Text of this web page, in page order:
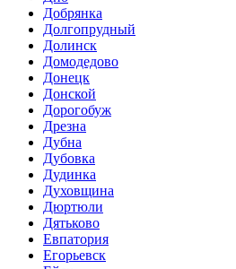
Добрянка
Долгопрудный
Долинск
Домодедово
Донецк
Донской
Дорогобуж
Дрезна
Дубна
Дубовка
Дудинка
Духовщина
Дюртюли
Дятьково
Евпатория
Егорьевск